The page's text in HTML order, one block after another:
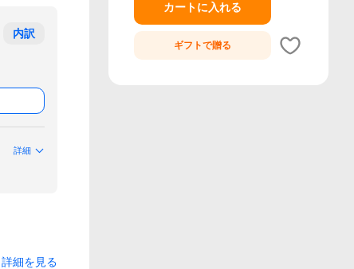
内訳
詳細
詳細を見る
カートに入れる
ギフトで贈る